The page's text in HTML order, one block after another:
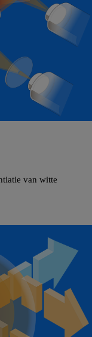
van witte